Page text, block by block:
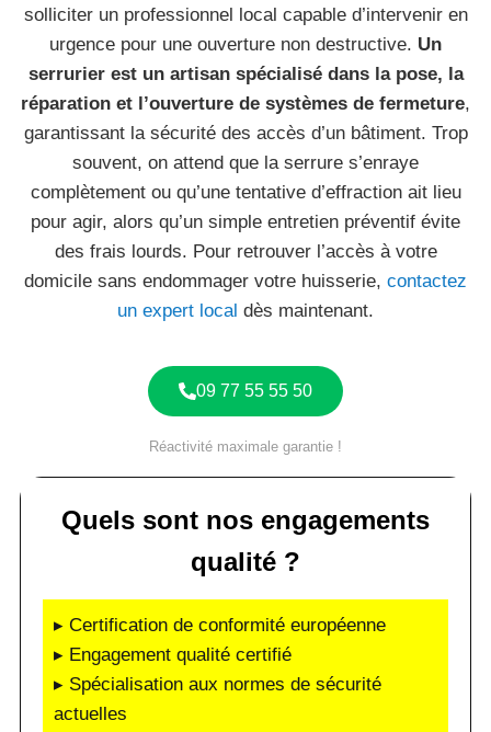
solliciter un professionnel local capable d’intervenir en
urgence pour une ouverture non destructive. Un
serrurier est un artisan spécialisé dans la pose, la
réparation et l’ouverture de systèmes de fermeture,
garantissant la sécurité des accès d’un bâtiment. Trop
souvent, on attend que la serrure s’enraye
complètement ou qu’une tentative d’effraction ait lieu
pour agir, alors qu’un simple entretien préventif évite
des frais lourds. Pour retrouver l’accès à votre
domicile sans endommager votre huisserie, contactez
un expert local dès maintenant.
09 77 55 55 50
Réactivité maximale garantie !
Quels sont nos engagements
qualité ?
▸ Certification de conformité européenne
▸ Engagement qualité certifié
▸ Spécialisation aux normes de sécurité
actuelles